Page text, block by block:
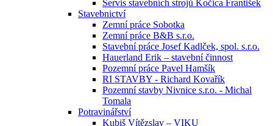
Servis stavebních strojů Kočica František
Stavebnictví
Zemní práce Sobotka
Zemní práce B&B s.r.o.
Stavební práce Josef Kadlček, spol. s.r.o.
Hauerland Erik – stavební činnost
Pozemní práce Pavel Hamšík
RI STAVBY - Richard Kovařík
Pozemní stavby Nivnice s.r.o. - Michal
Tomala
Potravinářství
Kubiš Vítězslav – VIKU